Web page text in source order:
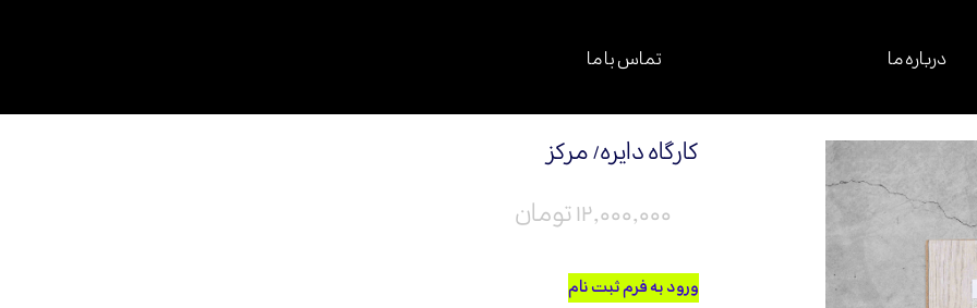
درباره ما تماس با ما
کارگاه دایره/ مرکز
۱۲,۰۰۰,۰۰۰ تومان
ورود به فرم ثبت نام